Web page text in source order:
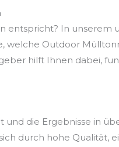
In unserem
welche Outdoor
hilft Ihnen dabei,
die Ergebnisse in
durch hohe Qualität,